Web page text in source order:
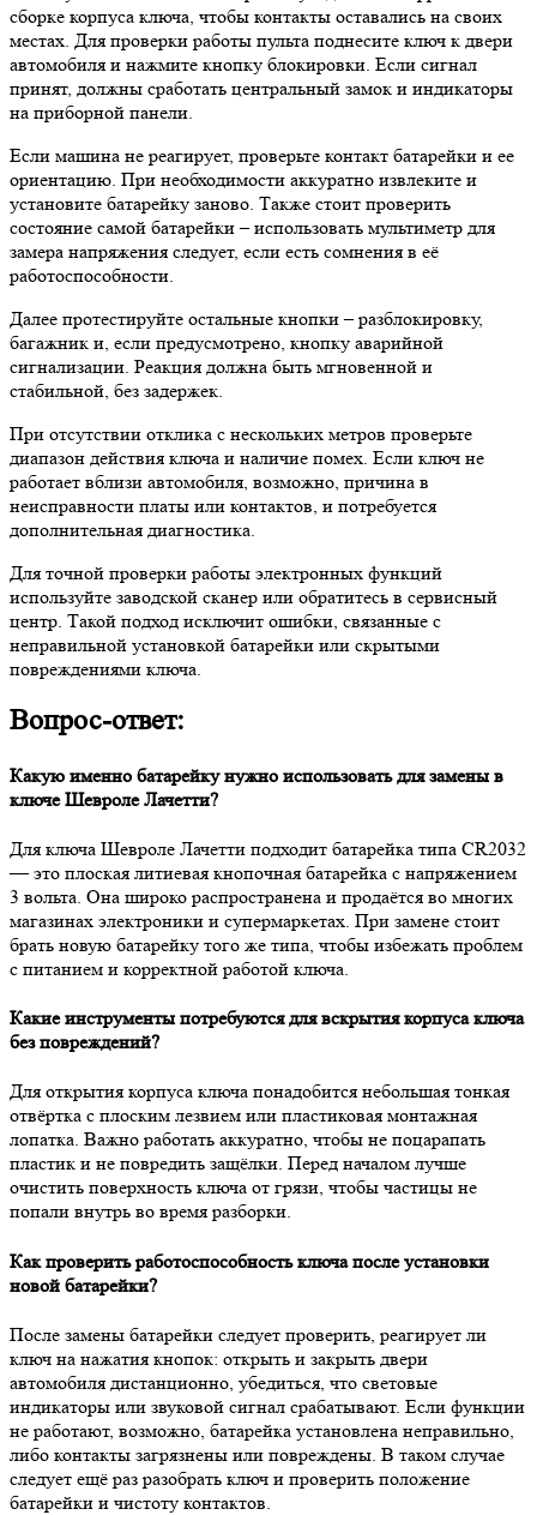
сборке корпуса ключа, чтобы контакты оставались на своих
местах. Для проверки работы пульта поднесите ключ к двери
автомобиля и нажмите кнопку блокировки. Если сигнал
принят, должны сработать центральный замок и индикаторы
на приборной панели.
Если машина не реагирует, проверьте контакт батарейки и ее
ориентацию. При необходимости аккуратно извлеките и
установите батарейку заново. Также стоит проверить
состояние самой батарейки – использовать мультиметр для
замера напряжения следует, если есть сомнения в её
работоспособности.
Далее протестируйте остальные кнопки – разблокировку,
багажник и, если предусмотрено, кнопку аварийной
сигнализации. Реакция должна быть мгновенной и
стабильной, без задержек.
При отсутствии отклика с нескольких метров проверьте
диапазон действия ключа и наличие помех. Если ключ не
работает вблизи автомобиля, возможно, причина в
неисправности платы или контактов, и потребуется
дополнительная диагностика.
Для точной проверки работы электронных функций
используйте заводской сканер или обратитесь в сервисный
центр. Такой подход исключит ошибки, связанные с
неправильной установкой батарейки или скрытыми
повреждениями ключа.
Вопрос-ответ:
Какую именно батарейку нужно использовать для замены в
ключе Шевроле Лачетти?
Для ключа Шевроле Лачетти подходит батарейка типа CR2032
— это плоская литиевая кнопочная батарейка с напряжением
3 вольта. Она широко распространена и продаётся во многих
магазинах электроники и супермаркетах. При замене стоит
брать новую батарейку того же типа, чтобы избежать проблем
с питанием и корректной работой ключа.
Какие инструменты потребуются для вскрытия корпуса ключа
без повреждений?
Для открытия корпуса ключа понадобится небольшая тонкая
отвёртка с плоским лезвием или пластиковая монтажная
лопатка. Важно работать аккуратно, чтобы не поцарапать
пластик и не повредить защёлки. Перед началом лучше
очистить поверхность ключа от грязи, чтобы частицы не
попали внутрь во время разборки.
Как проверить работоспособность ключа после установки
новой батарейки?
После замены батарейки следует проверить, реагирует ли
ключ на нажатия кнопок: открыть и закрыть двери
автомобиля дистанционно, убедиться, что световые
индикаторы или звуковой сигнал срабатывают. Если функции
не работают, возможно, батарейка установлена неправильно,
либо контакты загрязнены или повреждены. В таком случае
следует ещё раз разобрать ключ и проверить положение
батарейки и чистоту контактов.